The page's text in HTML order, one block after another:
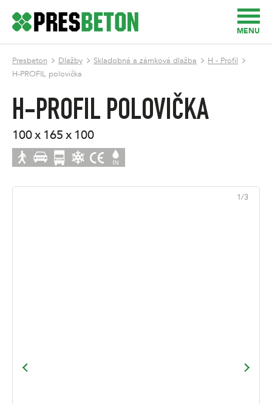
MENU
Presbeton Dlažby Skladobná a zámková dlažba
H - Profil
H-PROFIL polovička
1/3
H-PROFIL POLOVIČKA
100 x 165 x 100